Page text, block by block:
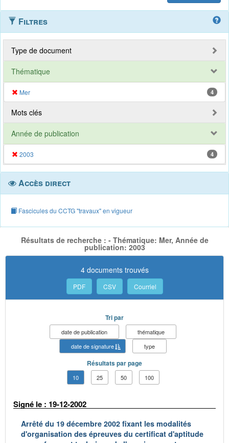
Filtres
Type de document
Thématique
Mer 4
Mots clés
Année de publication
2003 4
Accès direct
Fascicules du CCTG "travaux" en vigueur
Résultats de recherche : - Thématique: Mer, Année de
publication: 2003
4 documents trouvés
PDF CSV Courriel
Tri par
date de publication
thématique
date de signature
type
Résultats par page
10 25 50 100
Signé le : 19-12-2002
Arrêté du 19 décembre 2002 fixant les modalités
d'organisation des épreuves du certificat d'aptitude